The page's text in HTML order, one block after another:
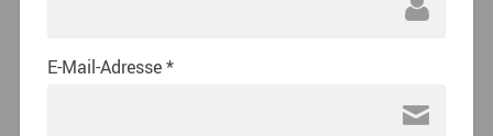
E-Mail-Adresse*